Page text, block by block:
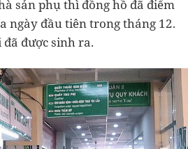
sản phụ thì đồng hồ đã điểm
ngày đầu tiên trong tháng 12.
đã được sinh ra.